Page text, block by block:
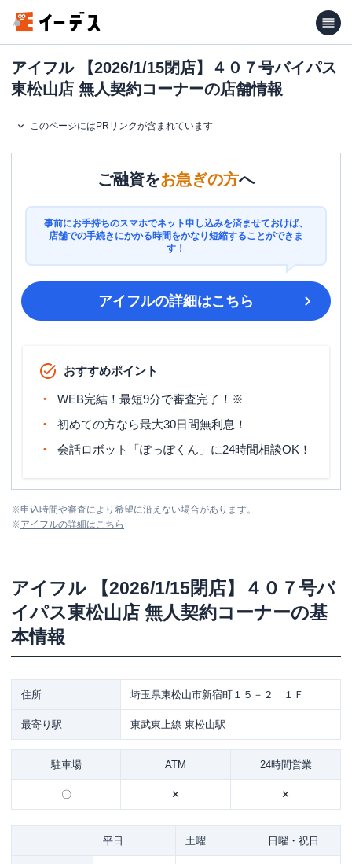
アイフル 【2026/1/15閉店】４０７号バイパス
東松山店 無人契約コーナーの店舗情報
このページにはPRリンクが含まれています
ご融資をお急ぎの方へ
事前にお手持ちのスマホでネット申し込みを済ませておけば、
店舗での手続きにかかる時間をかなり短縮することができま
す！
アイフルの詳細はこちら
おすすめポイント
WEB完結！最短9分で審査完了！※
初めての方なら最大30日間無利息！
会話ロボット「ぽっぽくん」に24時間相談OK！
※申込時間や審査により希望に沿えない場合があります。
※アイフルの詳細はこちら
アイフル
【2026/1/15閉店】４０７号バ
イパス東松山店 無人契約コーナーの基
本情報
住所 埼玉県東松山市新宿町１５－２ １Ｆ
最寄り駅 東武東上線 東松山駅
駐車場 ATM 24時間営業
〇 ✕ ✕
平日 土曜 日曜・祝日